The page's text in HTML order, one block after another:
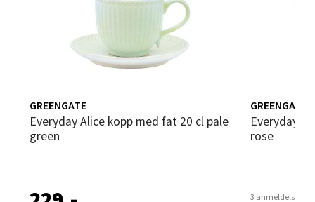
GREENGATE
Everyday Alice kopp med fat 20 cl pale
green
GREENGATE
Everyday Alice lattekopp 35 cl dusty
rose
3 anmeldelser
Bergen - Thon Senter Sartor
Sartorvegen 12, 5353 Straume
Åpent i dag 10-21
Velg